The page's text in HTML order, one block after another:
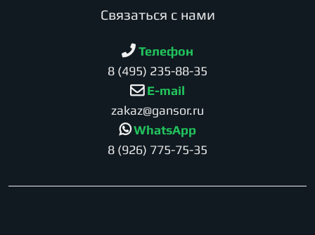
Cвязаться с нами
Телефон
8 (495) 235-88-35
E-mail
zakaz@gansor.ru
WhatsApp
8 (926) 775-75-35